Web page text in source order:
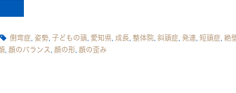
側弯症 姿勢 子どもの頭 愛知県 成長 整体院 斜頭症 発達 短頭症 絶
顔のバランス 顔の形 顔の歪み